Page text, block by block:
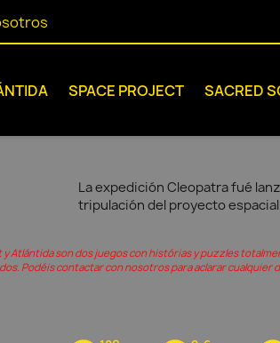
SPACE PROJECT SACRED
La expedición Cleopatra fué
tripulación del proyecto
Atlántida son dos juegos con histórias y puzzles
Podéis contactar con nosotros para aclarar cualquier